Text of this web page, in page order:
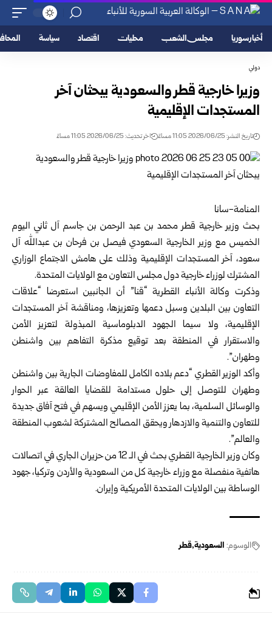
أخبار سوريا مجلس الشعب محليات اقتصاد سياسة
دولي
وزيرا خارجية قطر والسعودية يبحثان آخر
المستجدات الإقليمية
تاريخ النشر: 2026/06/25 11:05 مساءً اخر تحديث: 2026/06/25 11:05 مساءً
المنامة-سانا
بحث وزير خارجية قطر محمد بن عبد الرحمن بن جاسم آل ثاني اليوم
الخميس مع وزير الخارجية السعودي فيصل بن فرحان بن عبدالله آل
سعود، آخر المستجدات الإقليمية وذلك على هامش الاجتماع الوزاري
المشترك لوزراء خارجية دول مجلس التعاون معالولايات المتحدة.
وذكرت وكالة الأنباء القطرية “قنا” أن الجانبين استعرضا “علاقات
التعاون بين البلدين وسبل دعمها وتعزيزها، ومناقشة آخر المستجدات
الإقليمية، ولا سيما الجهود الدبلوماسية المبذولة لتعزيز الأمن
والاستقرار في المنطقة بعد توقيع مذكرة التفاهم بين واشنطن
وطهران”.
وأكد الوزير القطري “دعم بلاده الكامل للمفاوضات الجارية بين واشنطن
وطهران للتوصل إلى حلول مستدامة للقضايا العالقة عبر الحوار
والوسائل السلمية، بما يعزز الأمن الإقليمي ويسهم في فتح آفاق جديدة
للتعاون والتنمية والازدهار ويحقق المصالح المشتركة لشعوب المنطقة
والعالم”.
وكان وزير الخارجية القطري بحث في الـ 12 من حزيران الجاري في اتصالات
هاتفية منفصلة مع وزراء خارجية كل من السعودية والأردن وتركيا، جهود
الوساطة بين الولايات المتحدة الأمريكية وإيران.
الوسوم: السعودية قطر